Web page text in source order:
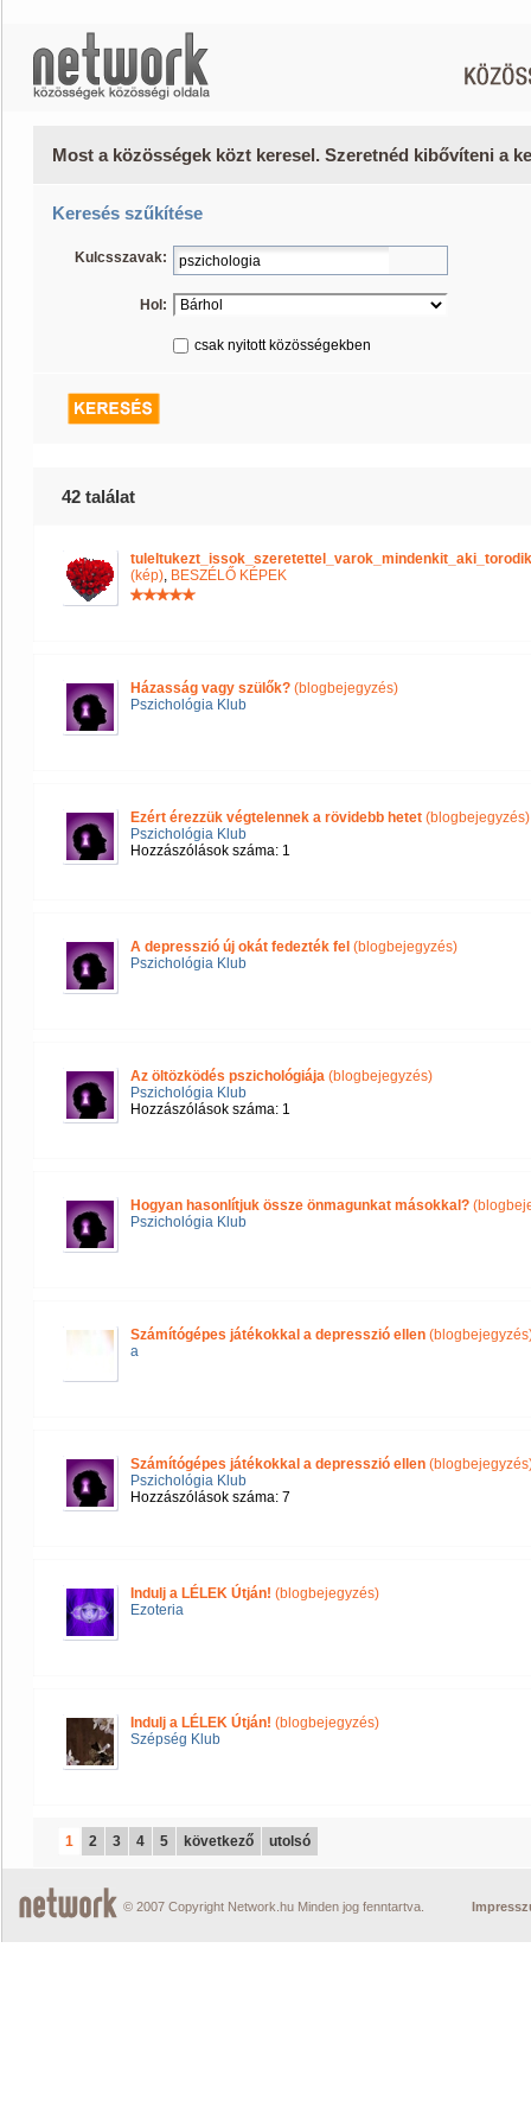
Most a közösségek közt keresel. Szeretnéd kibővíteni a
Keresés szűkítése
Kulcsszavak:
Hol:
csak nyitott közösségekben
42 találat
(kép), BESZÉLŐ KÉPEK
Házasság vagy szülők? (blogbejegyzés)
Pszichológia Klub
Ezért érezzük végtelennek a rövidebb hetet (blogbejegyzés)
Pszichológia Klub
Hozzászólások száma: 1
A depresszió új okát fedezték fel (blogbejegyzés)
Pszichológia Klub
Az öltözködés pszichológiája (blogbejegyzés)
Pszichológia Klub
Hozzászólások száma: 1
Hogyan hasonlítjuk össze önmagunkat másokkal?
Pszichológia Klub
Számítógépes játékokkal a depresszió ellen
a
Számítógépes játékokkal a depresszió ellen
Pszichológia Klub
Hozzászólások száma: 7
Indulj a LÉLEK Útján! (blogbejegyzés)
Ezoteria
Indulj a LÉLEK Útján! (blogbejegyzés)
Szépség Klub
1 2 3 4 5 következő utolsó
© 2007 Copyright Network.hu Minden jog fenntartva.